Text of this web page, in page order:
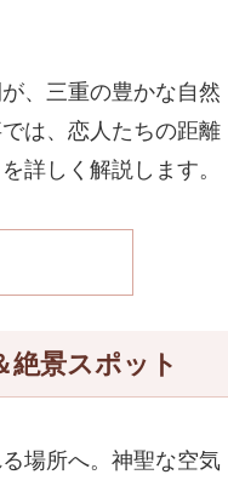
、三重の豊かな自然
は、恋人たちの距離
詳しく解説します。
絶景スポット
場所へ。神聖な空気